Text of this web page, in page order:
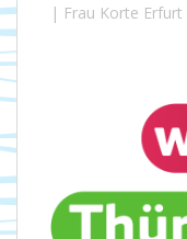
| Frau Korte Erfurt